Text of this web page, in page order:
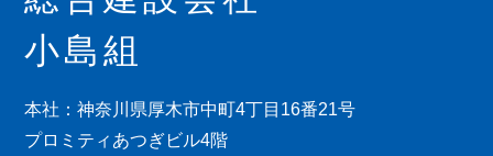
小島組
本社：神奈川県厚木市中町4丁目16番21号
プロミティあつぎビル4階